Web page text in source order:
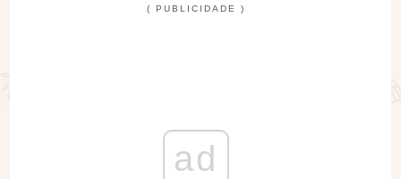
( PUBLICIDADE )
ad